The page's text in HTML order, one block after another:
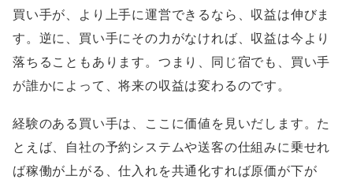
買い手が、より上手に運営できるなら、収益は伸びま
す。逆に、買い手にその力がなければ、収益は今より
落ちることもあります。つまり、同じ宿でも、買い手
が誰かによって、将来の収益は変わるのです。
経験のある買い手は、ここに価値を見いだします。た
とえば、自社の予約システムや送客の仕組みに乗せれ
ば稼働が上がる、仕入れを共通化すれば原価が下が